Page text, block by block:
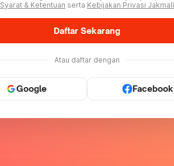
Syarat & Ketentuan serta Kebijakan Privasi Jakmall
Daftar Sekarang
Atau daftar dengan
Google Facebook